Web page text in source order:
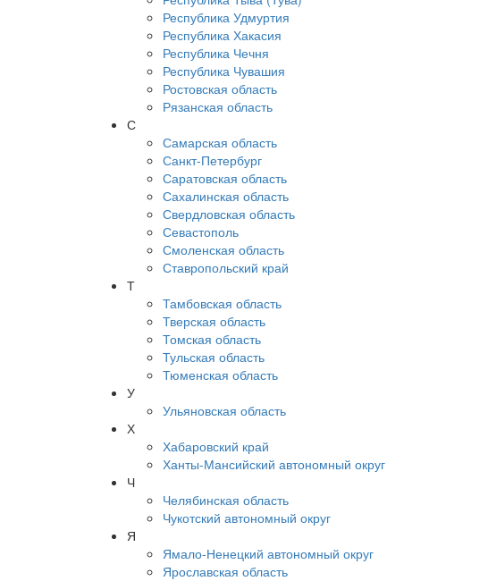
Республика Удмуртия
Республика Хакасия
Республика Чечня
Республика Чувашия
Ростовская область
Рязанская область
С
Самарская область
Санкт-Петербург
Саратовская область
Сахалинская область
Свердловская область
Севастополь
Смоленская область
Ставропольский край
Т
Тамбовская область
Тверская область
Томская область
Тульская область
Тюменская область
У
Ульяновская область
Х
Хабаровский край
Ханты-Мансийский автономный округ
Ч
Челябинская область
Чукотский автономный округ
Я
Ямало-Ненецкий автономный округ
Ярославская область